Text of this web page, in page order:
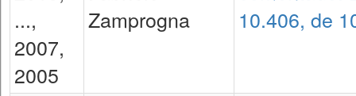
...,
2007,
2005
Zamprogna
10.406, de